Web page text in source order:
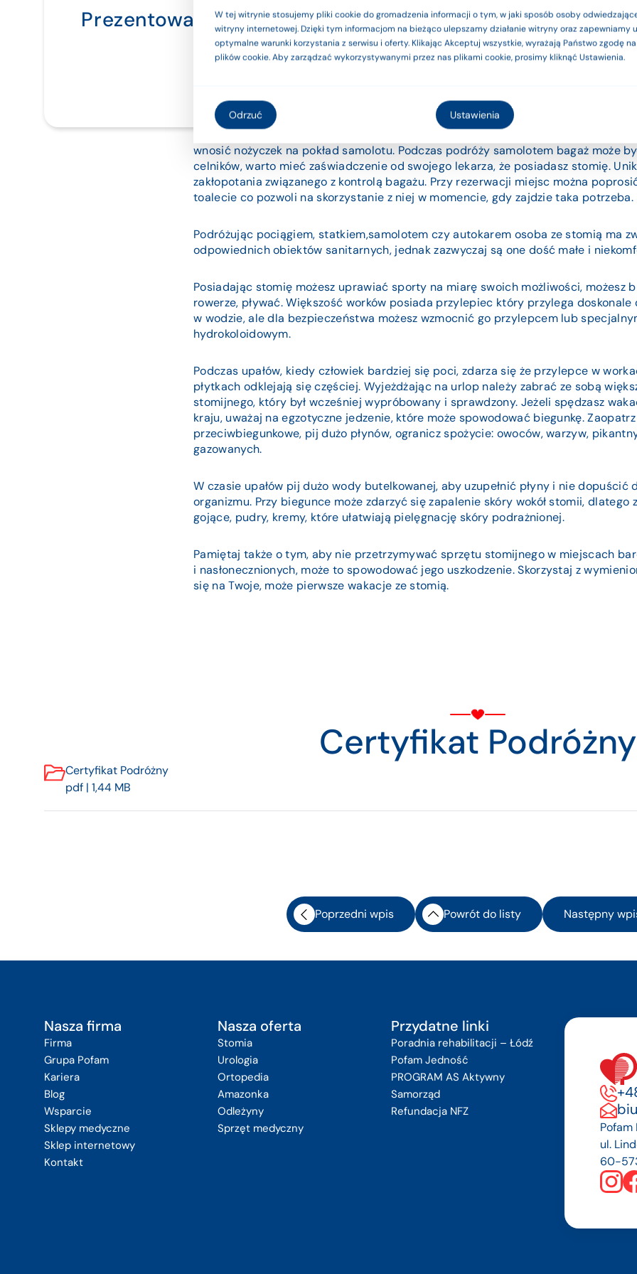
Jeżeli używasz sprzętu do docinania, dotnij go do odpowiedniego rozmiaru
wnosić nożyczek na pokład samolotu. Podczas podróży samolotem bagaż może
celników, warto mieć zaświadczenie od swojego lekarza, że posiadasz stomię.
zakłopotania związanego z kontrolą bagażu. Przy rezerwacji miejsc można
toalecie co pozwoli na skorzystanie z niej w momencie, gdy zajdzie taka potrzeba.
Podróżując pociągiem, statkiem,samolotem czy autokarem osoba ze stomią ma
odpowiednich obiektów sanitarnych, jednak zazwyczaj są one dość małe i
Posiadając stomię możesz uprawiać sporty na miarę swoich możliwości, możesz
rowerze, pływać. Większość worków posiada przylepiec który przylega doskonale
w wodzie, ale dla bezpieczeństwa możesz wzmocnić go przylepcem lub
hydrokoloidowym.
Podczas upałów, kiedy człowiek bardziej się poci, zdarza się że przylepce w
płytkach odklejają się częściej. Wyjeżdżając na urlop należy zabrać ze sobą
stomijnego, który był wcześniej wypróbowany i sprawdzony. Jeżeli spędzasz
kraju, uważaj na egzotyczne jedzenie, które może spowodować biegunkę.
przeciwbiegunkowe, pij dużo płynów, ogranicz spożycie: owoców, warzyw,
gazowanych.
W czasie upałów pij dużo wody butelkowanej, aby uzupełnić płyny i nie dopuścić
organizmu. Przy biegunce może zdarzyć się zapalenie skóry wokół stomii,
gojące, pudry, kremy, które ułatwiają pielęgnację skóry podrażnionej.
Pamiętaj także o tym, aby nie przetrzymywać sprzętu stomijnego w miejscach
i nasłonecznionych, może to spowodować jego uszkodzenie. Skorzystaj z
się na Twoje, może pierwsze wakacje ze stomią.
Certyfikat Podróżny
Certyfikat Podróżny
pdf | 1,44 MB
Poprzedni wpis Powrót do listy Następny
Prezentowane na stronie produkty są wyrobami
używaj ich zgodnie z instrukcją
Nasza firma
Firma
Grupa Pofam
Kariera
Blog
Wsparcie
Sklepy medyczne
Sklep internetowy
Kontakt
Nasza oferta
Stomia
Urologia
Ortopedia
Amazonka
Odleżyny
Sprzęt medyczny
Przydatne linki
Poradnia rehabilitacji – Łódź
Pofam Jedność
PROGRAM AS Aktywny
Samorząd
Refundacja NFZ
Pofam
ul.
60-
W tej witrynie stosujemy pliki cookie do gromadzenia informacji o tym, w jaki sposób osoby
witryny internetowej. Dzięki tym informacjom na bieżąco ulepszamy działanie witryny oraz zapewniamy
optymalne warunki korzystania z serwisu i oferty. Klikając Akceptuj wszystkie, wyrażają Państwo zgodę
plików cookie. Aby zarządzać wykorzystywanymi przez nas plikami cookie, prosimy kliknąć Ustawienia.
Odrzuć Ustawienia